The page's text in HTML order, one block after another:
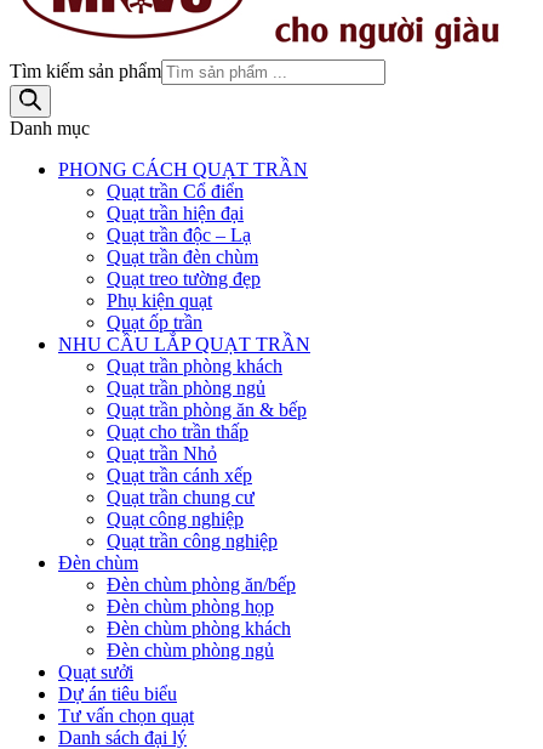
Tìm kiếm sản phẩm
Danh mục
PHONG CÁCH QUẠT TRẦN
Quạt trần Cổ điển
Quạt trần hiện đại
Quạt trần độc – Lạ
Quạt trần đèn chùm
Quạt treo tường đẹp
Phụ kiện quạt
Quạt ốp trần
NHU CẦU LẮP QUẠT TRẦN
Quạt trần phòng khách
Quạt trần phòng ngủ
Quạt trần phòng ăn & bếp
Quạt cho trần thấp
Quạt trần Nhỏ
Quạt trần cánh xếp
Quạt trần chung cư
Quạt công nghiệp
Quạt trần công nghiệp
Đèn chùm
Đèn chùm phòng ăn/bếp
Đèn chùm phòng họp
Đèn chùm phòng khách
Đèn chùm phòng ngủ
Quạt sưởi
Dự án tiêu biểu
Tư vấn chọn quạt
Danh sách đại lý